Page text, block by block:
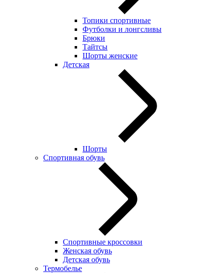
Топики спортивные
Футболки и лонгсливы
Брюки
Тайтсы
Шорты женские
Детская
Шорты
Спортивная обувь
Спортивные кроссовки
Женская обувь
Детская обувь
Термобелье